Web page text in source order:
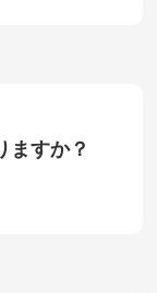
ますか？